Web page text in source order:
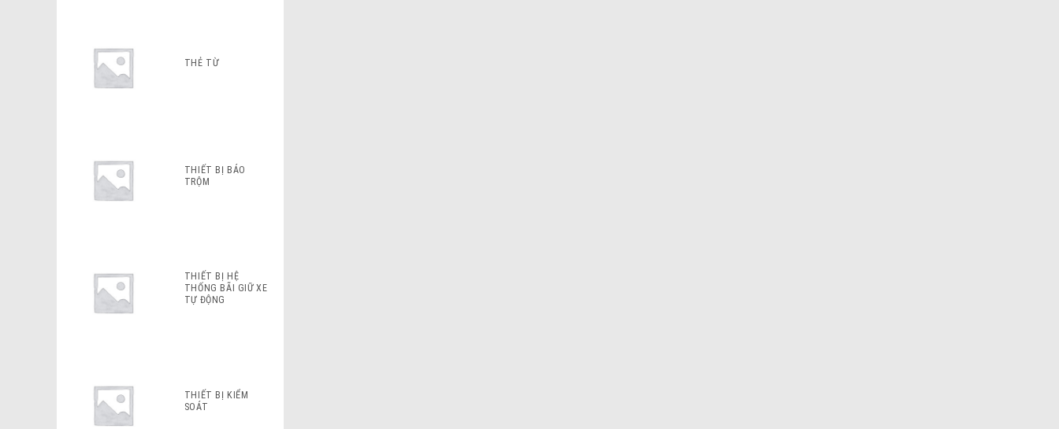
THẺ TỪ
THIẾT BỊ BÁO
TRỘM
THIẾT BỊ HỆ
THỐNG BÃI GIỮ XE
TỰ ĐỘNG
THIẾT BỊ KIỂM
SOÁT